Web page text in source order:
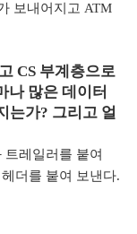
보내어지고 ATM
CS 부계층으로
나 많은 데이터
는가? 그리고 얼
트레일러를 붙여
더를 붙여 보낸다.